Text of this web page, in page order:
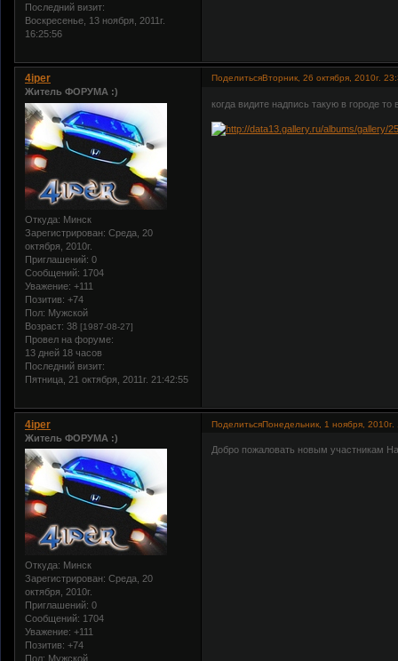
Последний визит:
Воскресенье, 13 ноября, 2011г.
16:25:56
ПоделитьсяВторник, 26 октября, 2010г.
4iper
Житель ФОРУМА :)
Откуда: Минск
Зарегистрирован: Среда, 20
октября, 2010г.
Приглашений: 0
Сообщений: 1704
Уважение: +111
Позитив: +74
Пол: Мужской
Возраст: 38 [1987-08-27]
Провел на форуме:
13 дней 18 часов
Последний визит:
Пятница, 21 октября, 2011г. 21:42:55
когда видите надпись такую в городе
ПоделитьсяПонедельник, 1 ноября, 2010г.
4iper
Житель ФОРУМА :)
Откуда: Минск
Зарегистрирован: Среда, 20
октября, 2010г.
Приглашений: 0
Сообщений: 1704
Уважение: +111
Позитив: +74
Пол: Мужской
Добро пожаловать новым участникам